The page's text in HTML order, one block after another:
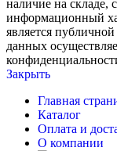
наличие на складе,
информационный
является
данных
Закрыть
Главная
Каталог
Оплата и
О компании